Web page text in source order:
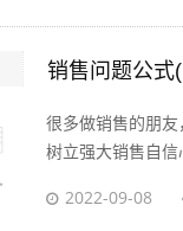
销售问题公式
很多做销售的朋
树立强大销售自信
2022-09-08